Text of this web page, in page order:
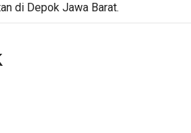
di Depok Jawa Barat.